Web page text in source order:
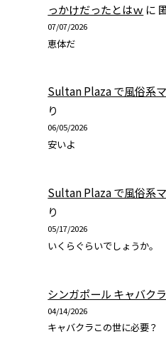
っかけだったとはｗ に
07/07/2026
恵体だ
Sultan Plaza で風俗系
り
06/05/2026
安いよ
Sultan Plaza で風俗系
り
05/17/2026
いくらぐらいでしょうか。
シンガポール キャバク
04/14/2026
キャバクラこの世に必要？